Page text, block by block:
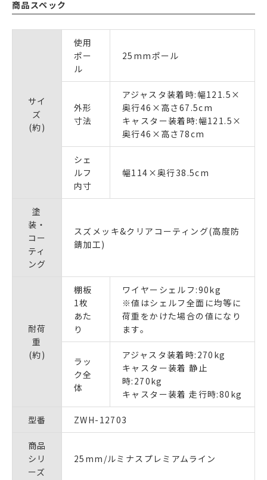
商品スペック
サイ
ズ
(約)
使用
ポー
ル
25mmポール
外形
寸法
アジャスタ装着時:幅121.5×
奥行46×高さ67.5cm
キャスター装着時:幅121.5×
奥行46×高さ78cm
シェ
ルフ
内寸
幅114×奥行38.5cm
塗
装・
コー
ティ
ング
スズメッキ&クリアコーティング(高度防
錆加工)
耐荷
重
(約)
棚板
1枚
あた
り
ワイヤーシェルフ:90kg
※値はシェルフ全面に均等に
荷重をかけた場合の値になり
ます。
ラッ
ク全
体
アジャスタ装着時:270kg
キャスター装着 静止
時:270kg
キャスター装着 走行時:80kg
型番 ZWH-12703
商品
シリ
ーズ
25mm/ルミナスプレミアムライン